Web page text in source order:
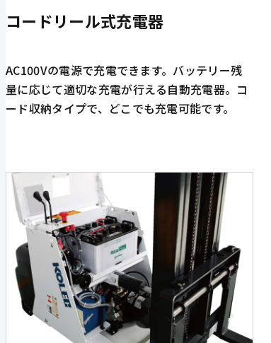
コードリール式充電器
AC100Vの電源で充電できます。バッテリー残
量に応じて適切な充電が行える自動充電器。コ
ード収納タイプで、どこでも充電可能です。